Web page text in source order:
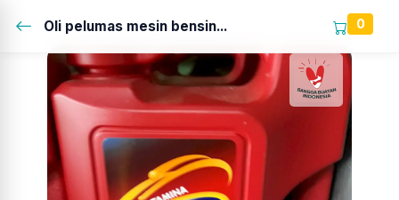
Oli pelumas mesin bensin... 0